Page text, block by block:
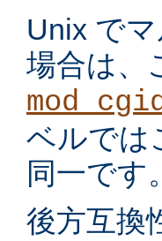
Unix で
場合は、
ベルでは
同一です。
後方互換